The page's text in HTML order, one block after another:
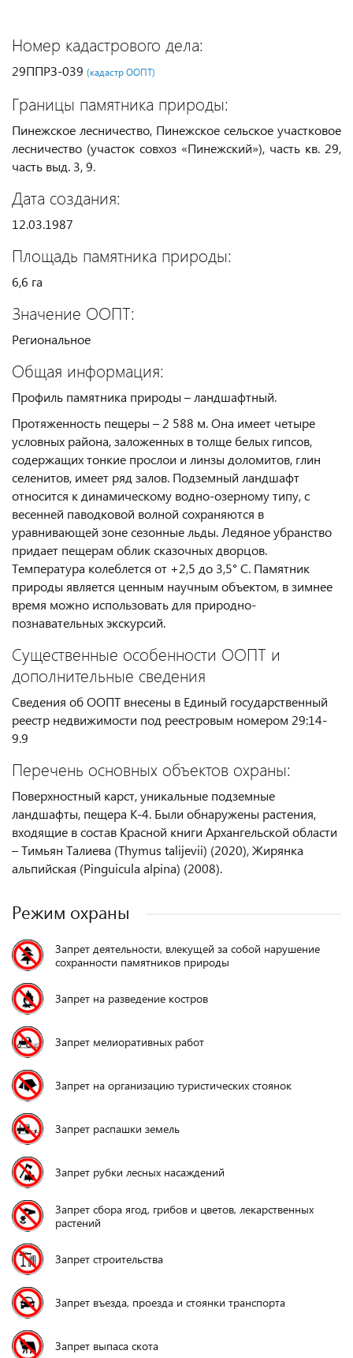
Номер кадастрового дела:
29ППРЗ-039 (кадастр ООПТ)
Границы памятника природы:
Пинежское лесничество, Пинежское сельское участковое
лесничество (участок совхоз «Пинежский»), часть кв. 29,
часть выд. 3, 9.
Дата создания:
12.03.1987
Площадь памятника природы:
6,6 га
Значение ООПТ:
Региональное
Общая информация:
Профиль памятника природы – ландшафтный.
Протяженность пещеры – 2 588 м. Она имеет четыре
условных района, заложенных в толще белых гипсов,
содержащих тонкие прослои и линзы доломитов, глин
селенитов, имеет ряд залов. Подземный ландшафт
относится к динамическому водно-озерному типу, с
весенней паводковой волной сохраняются в
уравнивающей зоне сезонные льды. Ледяное убранство
придает пещерам облик сказочных дворцов.
Температура колеблется от +2,5 до 3,5° С. Памятник
природы является ценным научным объектом, в зимнее
время можно использовать для природно-
познавательных экскурсий.
Существенные особенности ООПТ и
дополнительные сведения
Сведения об ООПТ внесены в Единый государственный
реестр недвижимости под реестровым номером 29:14-
9.9
Перечень основных объектов охраны:
Поверхностный карст, уникальные подземные
ландшафты, пещера К-4. Были обнаружены растения,
входящие в состав Красной книги Архангельской области
– Тимьян Талиева (Thymus talijevii) (2020), Жирянка
альпийская (Pinguicula alpina) (2008).
Режим охраны
Запрет деятельности, влекущей за собой нарушение
сохранности памятников природы
Запрет на разведение костров
Запрет мелиоративных работ
Запрет на организацию туристических стоянок
Запрет распашки земель
Запрет рубки лесных насаждений
Запрет сбора ягод, грибов и цветов, лекарственных
растений
Запрет строительства
Запрет въезда, проезда и стоянки транспорта
Запрет выпаса скота